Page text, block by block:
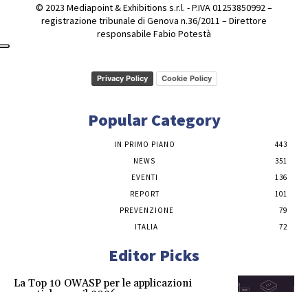
© 2023 Mediapoint & Exhibitions s.r.l. - P.IVA 01253850992 –
registrazione tribunale di Genova n.36/2011 – Direttore
responsabile Fabio Potestà
Privacy Policy Cookie Policy
Popular Category
IN PRIMO PIANO
443
NEWS
351
EVENTI
136
REPORT
101
PREVENZIONE
79
ITALIA
72
Editor Picks
La Top 10 OWASP per le applicazioni